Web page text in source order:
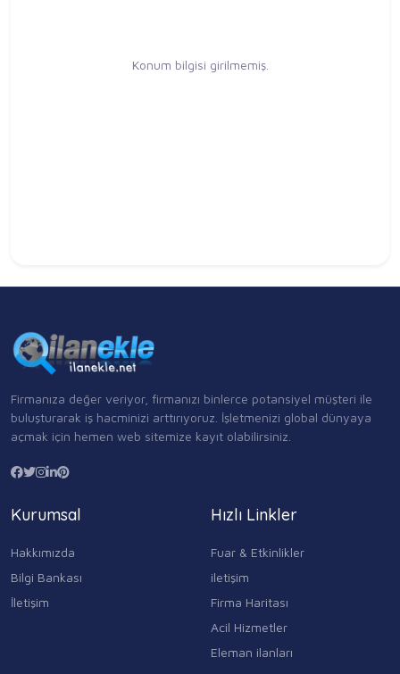
Konum bilgisi girilmemiş.
Firmanıza değer veriyor, firmanızı binlerce potansiyel müşteri ile
buluşturarak iş hacminizi arttırıyoruz. İşletmenizi global dünyaya
açmak için hemen web sitemize kayıt olabilirsiniz.
Kurumsal
Hakkımızda
Bilgi Bankası
İletişim
Hızlı Linkler
Fuar & Etkinlikler
iletişim
Firma Haritası
Acil Hizmetler
Eleman ilanları